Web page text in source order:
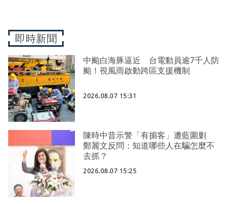
即時新聞
中颱白海豚逼近 台電動員逾7千人防
颱！視風雨啟動跨區支援機制
2026.08.07 15:31
陳時中昔示警「有掮客」遭藍圍剿
鄭麗文反問：知道哪些人在騙怎麼不
去抓？
2026.08.07 15:25